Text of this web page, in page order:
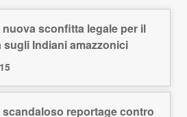
sconfitta legale per il
sugli Indiani amazzonici
reportage contro